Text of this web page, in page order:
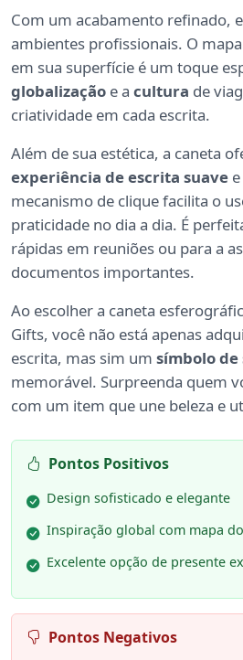
Com um acabamento refinado,
ambientes profissionais. O
em sua superfície é um toque
globalização e a cultura de
criatividade em cada escrita.
Além de sua estética, a caneta
experiência de escrita suave
mecanismo de clique facilita o
praticidade no dia a dia. É
rápidas em reuniões ou para a
documentos importantes.
Ao escolher a caneta
Gifts, você não está apenas
escrita, mas sim um símbolo
memorável. Surpreenda quem
com um item que une beleza e
Pontos Positivos
Design sofisticado e elegante
Inspiração global com mapa
Excelente opção de presente
Pontos Negativos